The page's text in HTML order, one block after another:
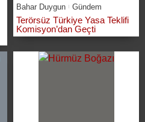
Bahar Duygun Gündem
Terörsüz Türkiye Yasa Teklifi
Komisyon’dan Geçti